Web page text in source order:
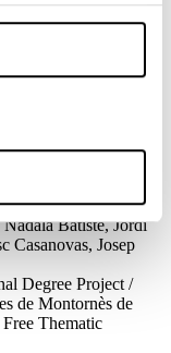
a terrible confusion
consequences.
Mechón
EditingPau
Vanessa Puyol Cast
Batiste, Jordi
Casanovas, Josep
Degree Project /
de Montornès de
Thematic